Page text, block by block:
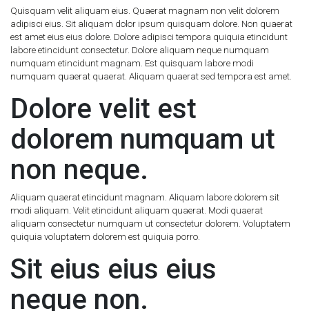
Quisquam velit aliquam eius. Quaerat magnam non velit dolorem
adipisci eius. Sit aliquam dolor ipsum quisquam dolore. Non quaerat
est amet eius eius dolore. Dolore adipisci tempora quiquia etincidunt
labore etincidunt consectetur. Dolore aliquam neque numquam
numquam etincidunt magnam. Est quisquam labore modi
numquam quaerat quaerat. Aliquam quaerat sed tempora est amet.
Dolore velit est
dolorem numquam ut
non neque.
Aliquam quaerat etincidunt magnam. Aliquam labore dolorem sit
modi aliquam. Velit etincidunt aliquam quaerat. Modi quaerat
aliquam consectetur numquam ut consectetur dolorem. Voluptatem
quiquia voluptatem dolorem est quiquia porro.
Sit eius eius eius
neque non.